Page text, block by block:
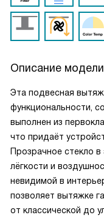
Описание модели
Эта подвесная
функциональности,
выполнен из
что придаёт
Прозрачное стекло
лёгкости и
невидимой в
позволяет вытяжке
от классической до